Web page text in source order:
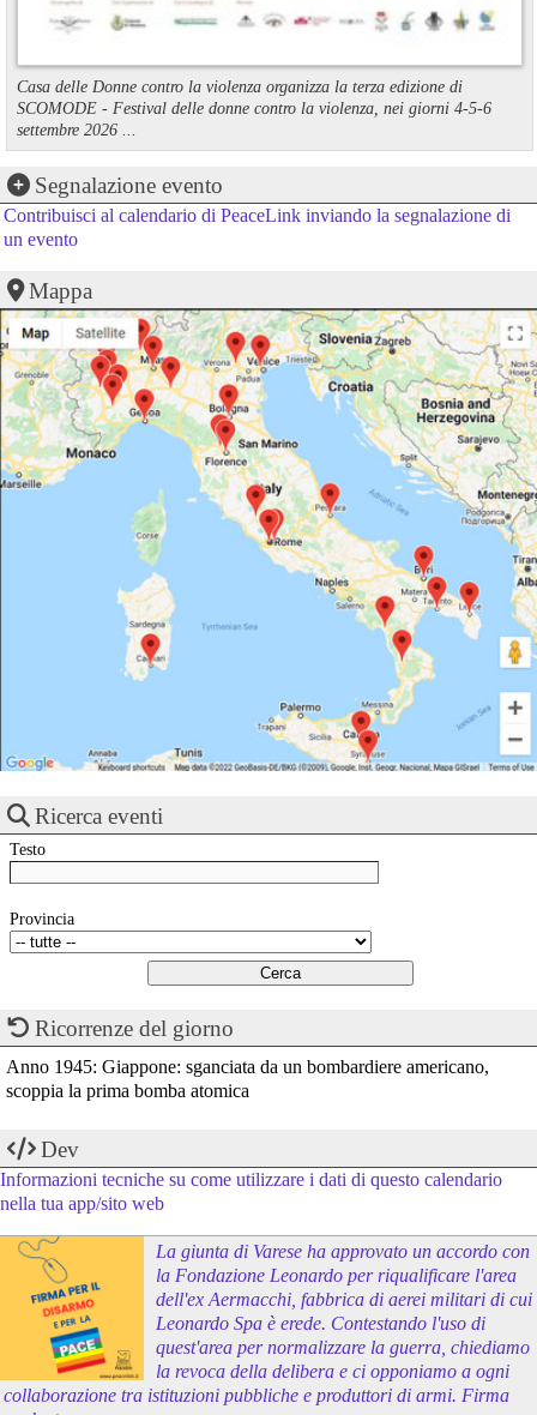
Casa delle Donne contro la violenza organizza la terza edizione di
SCOMODE - Festival delle donne contro la violenza, nei giorni 4-5-6
settembre 2026 ...
Segnalazione evento
Contribuisci al calendario di PeaceLink inviando la segnalazione di
un evento
Mappa
Ricerca eventi
Testo
Provincia
Ricorrenze del giorno
Anno 1945: Giappone: sganciata da un bombardiere americano,
scoppia la prima bomba atomica
Dev
Informazioni tecniche su come utilizzare i dati di questo calendario
nella tua app/sito web
La giunta di Varese ha approvato un accordo con
la Fondazione Leonardo per riqualificare l'area
dell'ex Aermacchi, fabbrica di aerei militari di cui
Leonardo Spa è erede. Contestando l'uso di
quest'area per normalizzare la guerra, chiediamo
la revoca della delibera e ci opponiamo a ogni
collaborazione tra istituzioni pubbliche e produttori di armi. Firma